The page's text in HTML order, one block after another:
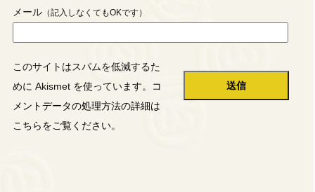
メール
このサイトはスパムを低減するた
めに Akismet を使っています。
コ
メントデータの処理方法の詳細は
こちらをご覧ください。